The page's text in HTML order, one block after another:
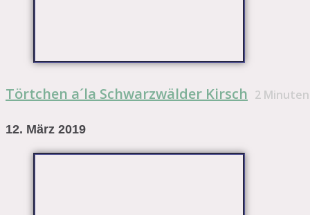
Törtchen a´la Schwarzwälder Kirsch 2
12. März 2019